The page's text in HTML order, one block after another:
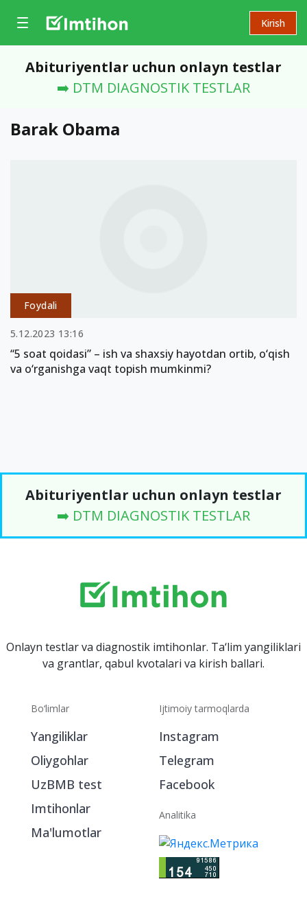
Kirish
Abituriyentlar uchun onlayn testlar
➡️ DTM DIAGNOSTIK TESTLAR
Barak Obama
Foydali
5.12.2023 13:16
“5 soat qoidasi” – ish va shaxsiy hayotdan ortib, o‘qish
va o‘rganishga vaqt topish mumkinmi?
Abituriyentlar uchun onlayn testlar
➡️ DTM DIAGNOSTIK TESTLAR
Onlayn testlar va diagnostik imtihonlar. Ta‘lim yangiliklari
va grantlar, qabul kvotalari va kirish ballari.
Bo‘limlar
Yangiliklar
Oliygohlar
UzBMB test
Imtihonlar
Ma'lumotlar
Ijtimoiy tarmoqlarda
Instagram
Telegram
Facebook
Analitika